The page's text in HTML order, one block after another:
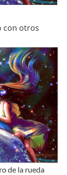
con otros
de la rueda